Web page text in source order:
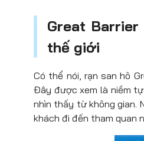
Great
thế giới
Có thể nói, rạn san hô
Đây được xem là niềm
nhìn thấy từ không gian.
khách đi đến tham quan